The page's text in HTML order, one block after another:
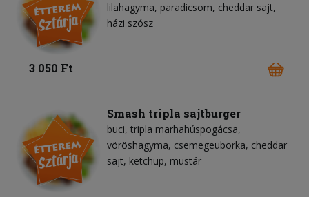
lilahagyma paradicsom cheddar sajt
házi szósz
3 050 Ft
Smash tripla sajtburger
buci tripla marhahúspogácsa
vöröshagyma csemegeuborka cheddar
sajt ketchup mustár